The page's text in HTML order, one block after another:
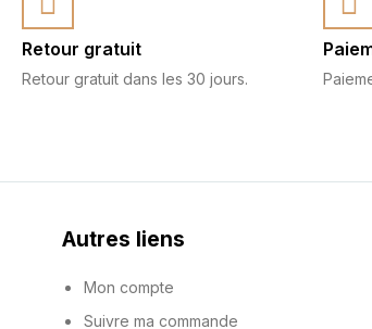
Retour gratuit
Retour gratuit dans les 30 jours.
Autres liens
Mon compte
Suivre ma commande